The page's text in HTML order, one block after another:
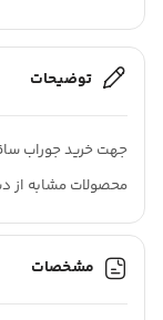
توضیحات
جهت خرید جوراب
محصولات مشابه از
مشخصات